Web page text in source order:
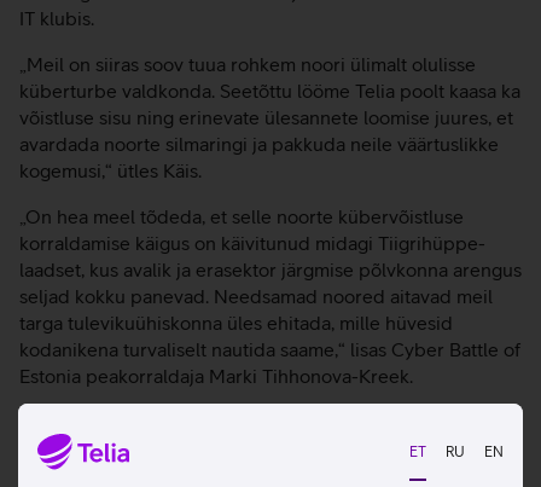
ET RU EN
IT klubis.
„Meil on siiras soov tuua rohkem noori ülimalt olulisse
küberturbe valdkonda. Seetõttu lööme Telia poolt kaasa ka
võistluse sisu ning erinevate ülesannete loomise juures, et
avardada noorte silmaringi ja pakkuda neile väärtuslikke
kogemusi,“ ütles Käis.
„On hea meel tõdeda, et selle noorte kübervõistluse
korraldamise käigus on käivitunud midagi Tiigrihüppe-
laadset, kus avalik ja erasektor järgmise põlvkonna arengus
seljad kokku panevad. Needsamad noored aitavad meil
targa tulevikuühiskonna üles ehitada, mille hüvesid
kodanikena turvaliselt nautida saame,“ lisas Cyber Battle of
Estonia peakorraldaja Marki Tihhonova-Kreek.
küberülesannete lahendamises kaasa ka VIP võistkond,
kuhu kuuluvad igapäevaselt tehnoloogiasektoris töötavad